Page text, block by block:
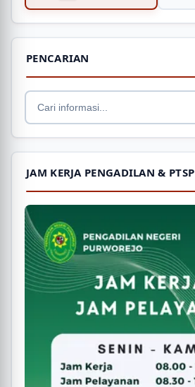
PENCARIAN
JAM KERJA PENGADILAN & PTSP